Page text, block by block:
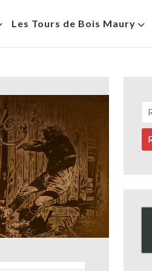
Les Tours de Bois Maury